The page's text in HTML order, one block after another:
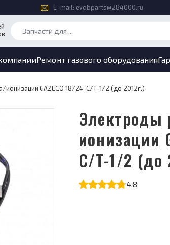
E-mail: evobparts@284000.ru
Ремонт газового оборудования
GAZECO 18/24-C/T-1/2 (до 2012г.)
Электроды розжига/
ионизации
C/T-1/2 (до
4.8